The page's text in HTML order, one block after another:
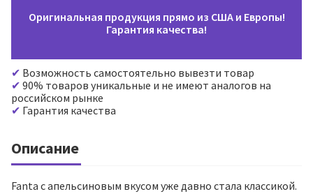
Оригинальная продукция прямо из США и Европы!
Гарантия качества!
Возможность самостоятельно вывезти товар
90% товаров уникальные и не имеют аналогов на
российском рынке
Гарантия качества
Описание
Fanta с апельсиновым вкусом уже давно стала классикой.